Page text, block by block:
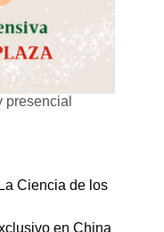
presencial
Ciencia de los
en China